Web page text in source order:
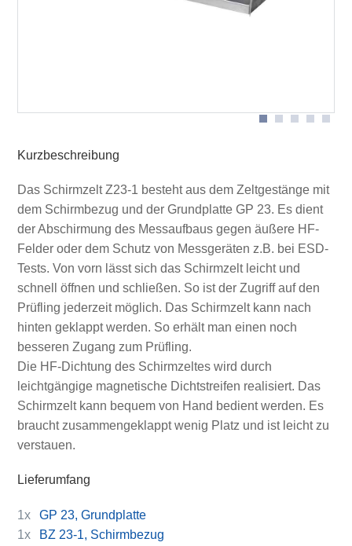
Kurzbeschreibung
Das Schirmzelt Z23-1 besteht aus dem Zeltgestänge mit
dem Schirmbezug und der Grundplatte GP 23. Es dient
der Abschirmung des Messaufbaus gegen äußere HF-
Felder oder dem Schutz von Messgeräten z.B. bei ESD-
Tests. Von vorn lässt sich das Schirmzelt leicht und
schnell öffnen und schließen. So ist der Zugriff auf den
Prüfling jederzeit möglich. Das Schirmzelt kann nach
hinten geklappt werden. So erhält man einen noch
besseren Zugang zum Prüfling.
Die HF-Dichtung des Schirmzeltes wird durch
leichtgängige magnetische Dichtstreifen realisiert. Das
Schirmzelt kann bequem von Hand bedient werden. Es
braucht zusammengeklappt wenig Platz und ist leicht zu
verstauen.
Lieferumfang
1x
GP 23, Grundplatte
1x
BZ 23-1, Schirmbezug